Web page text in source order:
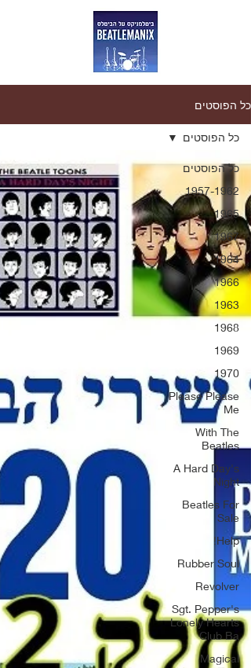
כל הפוסטים
כל הפוסטים
1957-1962
1965
1967
1964
1966
1963
1968
1969
1970
Please Please
Me
With The
Beatles
A Hard Day's
Night
Beatles For
Sale
Help!
Rubber Soul
Revolver
Sgt. Pepper's
Lonely Hearts
Club Ba
Magical
כל הפוסטים